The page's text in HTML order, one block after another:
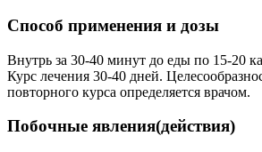
Способ применения и дозы
Внутрь за 30-40 минут до еды по 15-20
Курс лечения 30-40 дней.
повторного курса определяется врачом.
Побочные явления(действия)